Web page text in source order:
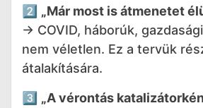
2️⃣ „Már most is átmenetet
→ COVID, háborúk,
nem véletlen. Ez a tervük
átalakítására.
3️⃣ „A vérontás